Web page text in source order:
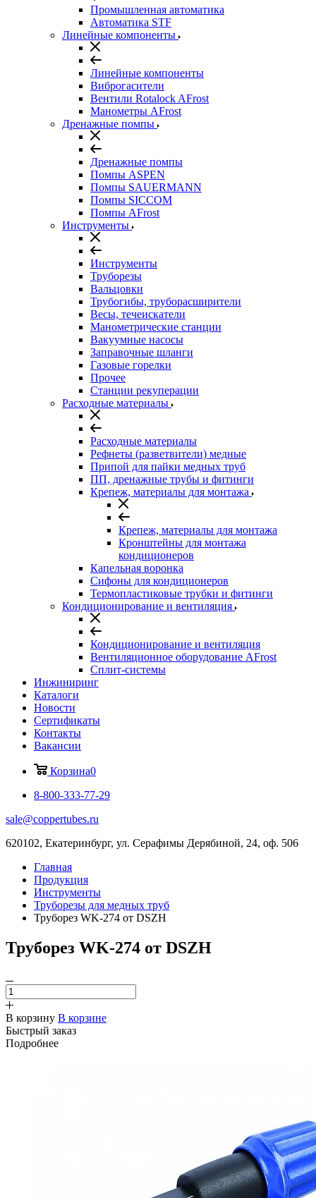
Промышленная автоматика
Автоматика STF
Линейные компоненты
Линейные компоненты
Виброгасители
Вентили Rotalock AFrost
Манометры AFrost
Дренажные помпы
Дренажные помпы
Помпы ASPEN
Помпы SAUERMANN
Помпы SICCOM
Помпы AFrost
Инструменты
Инструменты
Труборезы
Вальцовки
Трубогибы, труборасширители
Весы, течеискатели
Манометрические станции
Вакуумные насосы
Заправочные шланги
Газовые горелки
Прочее
Станции рекуперации
Расходные материалы
Расходные материалы
Рефнеты (разветвители) медные
Припой для пайки медных труб
ПП, дренажные трубы и фитинги
Крепеж, материалы для монтажа
Крепеж, материалы для монтажа
Кронштейны для монтажа
кондиционеров
Капельная воронка
Сифоны для кондиционеров
Термопластиковые трубки и фитинги
Кондиционирование и вентиляция
Кондиционирование и вентиляция
Вентиляционное оборудование AFrost
Сплит-системы
Инжиниринг
Каталоги
Новости
Сертификаты
Контакты
Вакансии
Корзина0
8-800-333-77-29
sale@coppertubes.ru
620102, Екатеринбург, ул. Серафимы Дерябиной, 24, оф. 506
Главная
Продукция
Инструменты
Труборезы для медных труб
Труборез WK-274 от DSZH
Труборез WK-274 от DSZH
В корзину В корзине
Быстрый заказ
Подробнее